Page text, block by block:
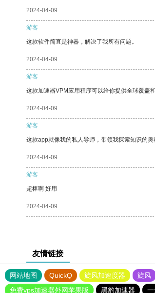
2024-04-09
游客
这款软件简直是神器，解决了我所有问题。
2024-04-09
游客
这款加速器VPM应用程序可以给你提供全球覆盖
2024-04-09
游客
这款app就像我的私人导师，带领我探索知识的奥
2024-04-09
游客
超棒啊 好用
2024-04-09
友情链接
网站地图 QuickQ 旋风加速度器 旋风
免费vps加速器外网苹果版
黑豹加速器